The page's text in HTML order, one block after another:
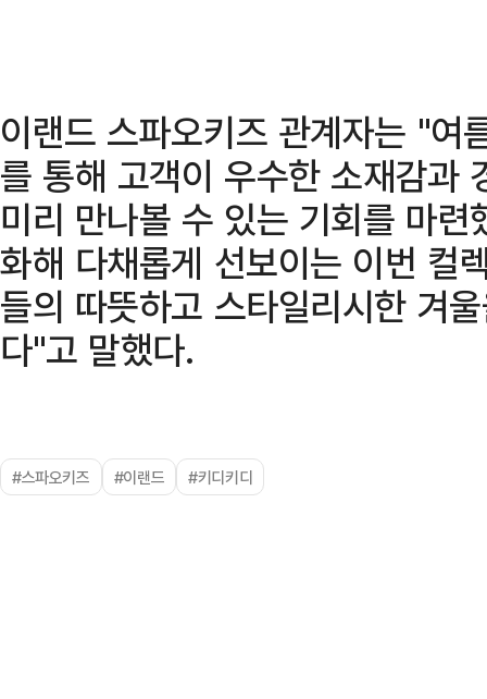
이랜드 스파오키즈 관계자는 "여
를 통해 고객이 우수한 소재감과
미리 만나볼 수 있는 기회를 마
화해 다채롭게 선보이는 이번 컬
들의 따뜻하고 스타일리시한 겨
다"고 말했다.
#스파오키즈 #이랜드 #키디키디